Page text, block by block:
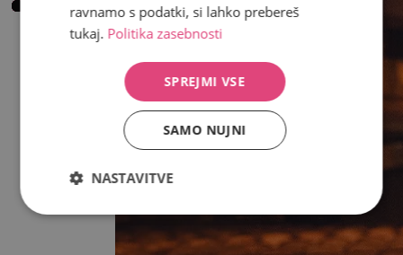
ravnamo s podatki, si lahko prebereš
tukaj. Politika zasebnosti
SPREJMI VSE
SAMO NUJNI
NASTAVITVE